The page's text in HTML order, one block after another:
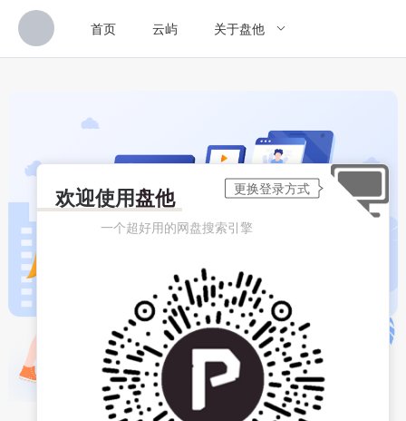
首页 云屿 关于盘他
欢迎使用盘他
一个超好用的网盘搜索引擎